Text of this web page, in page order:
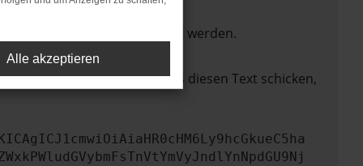
nicht mehr unterstützt werden.
zu beheben. Du kannst uns diesen Text schicken,
Alle akzeptieren